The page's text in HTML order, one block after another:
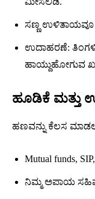
ಸಣ್ಣ ಉಳಿತಾಯವೂ
ಉದಾಹರಣೆ:
ಹಾಯ್ದುಹೋಗುವ
ಹೂಡಿಕೆ ಮತ್ತು
ಹಣವನ್ನು ಕೆಲಸ
Mutual funds,
ನಿಮ್ಮ ಅಪಾಯ